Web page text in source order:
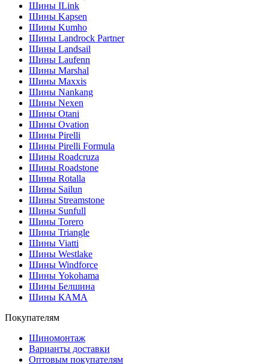
Шины ILink
Шины Kapsen
Шины Kumho
Шины Landrock Partner
Шины Landsail
Шины Laufenn
Шины Marshal
Шины Maxxis
Шины Nankang
Шины Nexen
Шины Otani
Шины Ovation
Шины Pirelli
Шины Pirelli Formula
Шины Roadcruza
Шины Roadstone
Шины Rotalla
Шины Sailun
Шины Streamstone
Шины Sunfull
Шины Torero
Шины Triangle
Шины Viatti
Шины Westlake
Шины Windforce
Шины Yokohama
Шины Белшина
Шины КАМА
Покупателям
Шиномонтаж
Варианты доставки
Оптовым покупателям